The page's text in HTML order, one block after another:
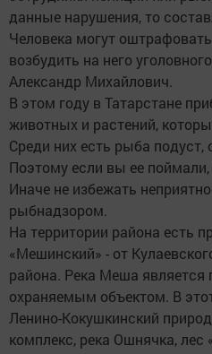
данные нарушения, то
Человека могут
возбудить на него
Александр Михайлович.
В этом году в Татарстане
животных и растений,
Среди них есть рыба
Поэтому если вы ее поймали,
Иначе не избежать
рыбнадзором.
На территории района есть
«Мешинский» - от
района. Река Меша является
охраняемым объектом. В
Ленино-Кокушкинский
комплекс, река Ошнячка, лес